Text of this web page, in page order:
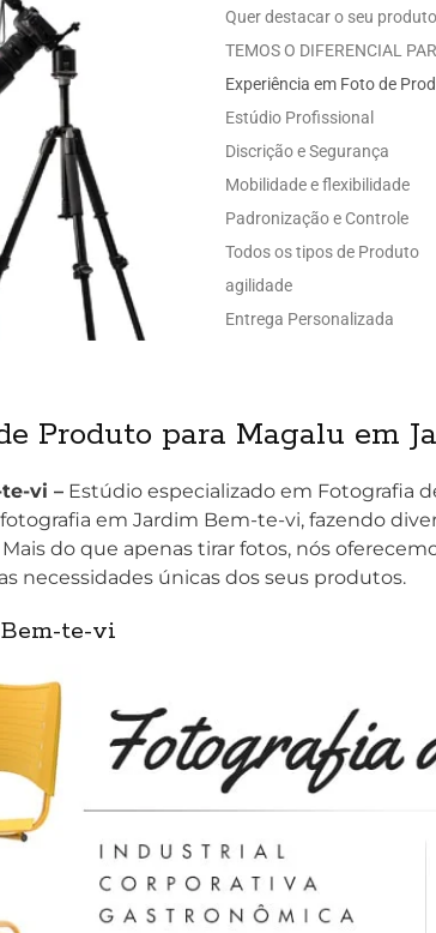
Quer destacar o seu
TEMOS O DIFERENCIAL
Experiência em Foto de
Estúdio Profissional
Discrição e Segurança
Mobilidade e flexibilidade
Padronização e Controle
Todos os tipos de Produto
agilidade
Entrega Personalizada
Produto para Magalu em
vi – Estúdio especializado em Fotografia
em Jardim Bem-te-vi, fazendo
do que apenas tirar fotos, nós
necessidades únicas dos seus produtos.
te-vi